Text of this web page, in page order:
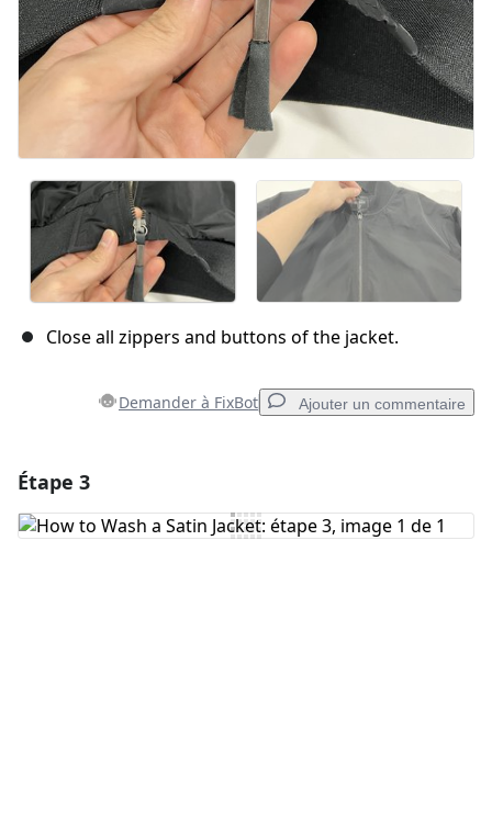
Close all zippers and buttons of the jacket.
Demander à FixBot Ajouter un commentaire
Ajouter un commentaire
Étape 3